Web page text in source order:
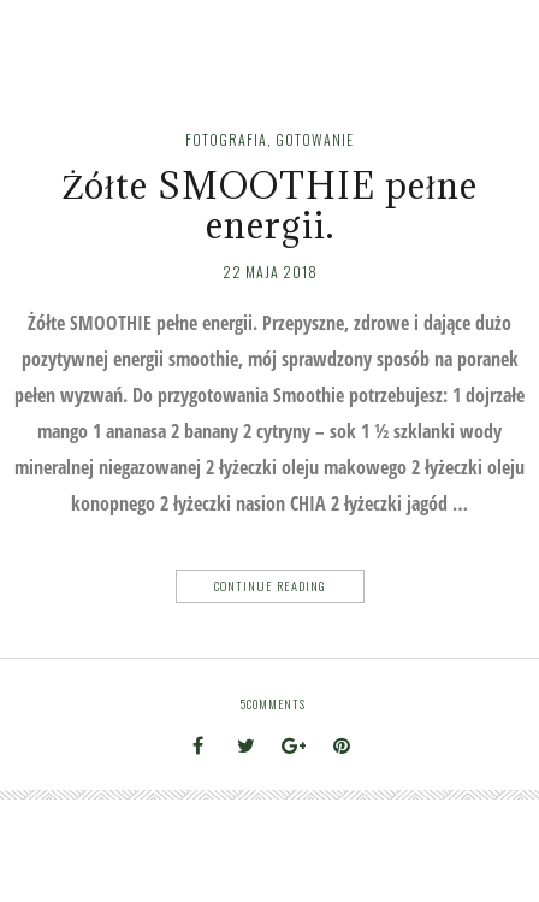
FOTOGRAFIA, GOTOWANIE
Żółte SMOOTHIE pełne
energii.
22 MAJA 2018
Żółte SMOOTHIE pełne energii. Przepyszne, zdrowe i dające dużo
pozytywnej energii smoothie, mój sprawdzony sposób na poranek
pełen wyzwań. Do przygotowania Smoothie potrzebujesz: 1 dojrzałe
mango 1 ananasa 2 banany 2 cytryny – sok 1 ½ szklanki wody
mineralnej niegazowanej 2 łyżeczki oleju makowego 2 łyżeczki oleju
konopnego 2 łyżeczki nasion CHIA 2 łyżeczki jagód …
CONTINUE READING
5COMMENTS